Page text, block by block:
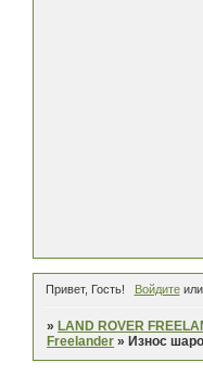
Привет, Гость! Войдитеили
» LAND ROVER
Freelander » Износ